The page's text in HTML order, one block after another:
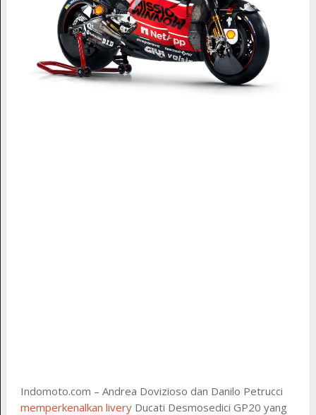
Indomoto.com – Andrea Dovizioso dan Danilo Petrucci
memperkenalkan liveryDucati Desmosedici GP20 yang